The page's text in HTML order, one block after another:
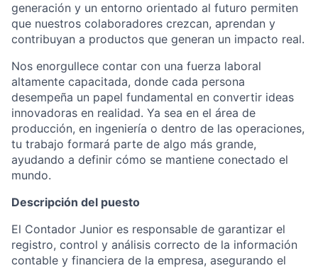
generación y un entorno orientado al futuro permiten
que nuestros colaboradores crezcan, aprendan y
contribuyan a productos que generan un impacto real.
Nos enorgullece contar con una fuerza laboral
altamente capacitada, donde cada persona
desempeña un papel fundamental en convertir ideas
innovadoras en realidad. Ya sea en el área de
producción, en ingeniería o dentro de las operaciones,
tu trabajo formará parte de algo más grande,
ayudando a definir cómo se mantiene conectado el
mundo.
Descripción del puesto
El Contador Junior es responsable de garantizar el
registro, control y análisis correcto de la información
contable y financiera de la empresa, asegurando el